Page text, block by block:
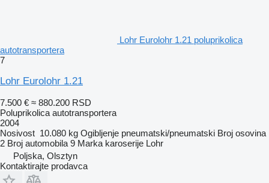
Lohr Eurolohr 1.21 poluprikolica
autotransportera
7
Lohr Eurolohr 1.21
7.500 € ≈ 880.200 RSD
Poluprikolica autotransportera
2004
Nosivost 10.080 kg Ogibljenje pneumatski/pneumatski Broj osovina
2 Broj automobila 9 Marka karoserije Lohr
Poljska, Olsztyn
Kontaktirajte prodavca